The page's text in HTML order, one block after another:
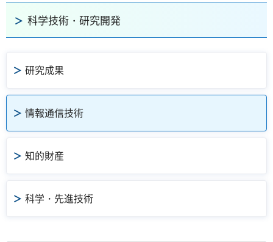
科学技術・研究開発
研究成果
情報通信技術
知的財産
科学・先進技術